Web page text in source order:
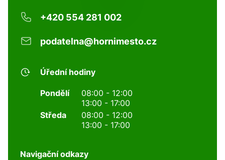
+420 554 281 002
podatelna@hornimesto.cz
Úřední hodiny
Pondělí
08:00 - 12:00
13:00 - 17:00
Středa
08:00 - 12:00
13:00 - 17:00
Navigační odkazy